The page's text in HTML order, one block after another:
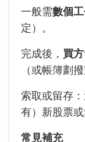
一般需數個
定）。
完成後， 買方
（或帳簿劃
索取或留存
有）新股票或
常見補充